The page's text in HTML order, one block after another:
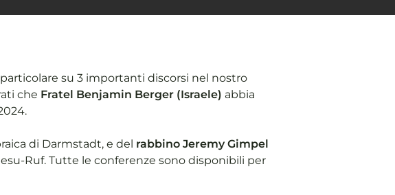
su 3 importanti discorsi nel nostro
che Fratel Benjamin Berger (Israele) abbia
di Darmstadt, e del rabbino Jeremy Gimpel
Ruf. Tutte le conferenze sono disponibili per